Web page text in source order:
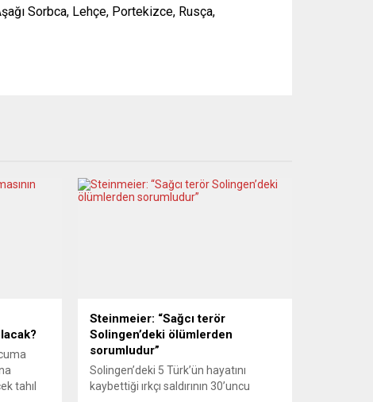
Sorbca, Lehçe, Portekizce, Rusça,
tahıl
Steinmeier: “Sağcı terör
Solingen’deki ölümlerden
sorumludur”
Solingen’deki 5 Türk’ün hayatını
kaybettiği ırkçı saldırının 30’uncu